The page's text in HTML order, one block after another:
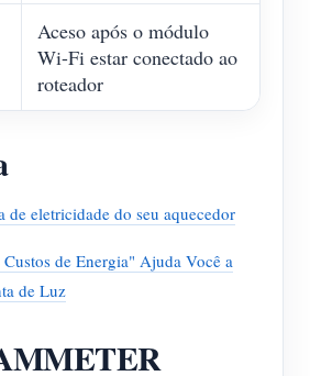
Aceso após o módulo
Wi-Fi estar conectado ao
roteador
de eletricidade do seu aquecedor
de Energia" Ajuda Você a
de Luz